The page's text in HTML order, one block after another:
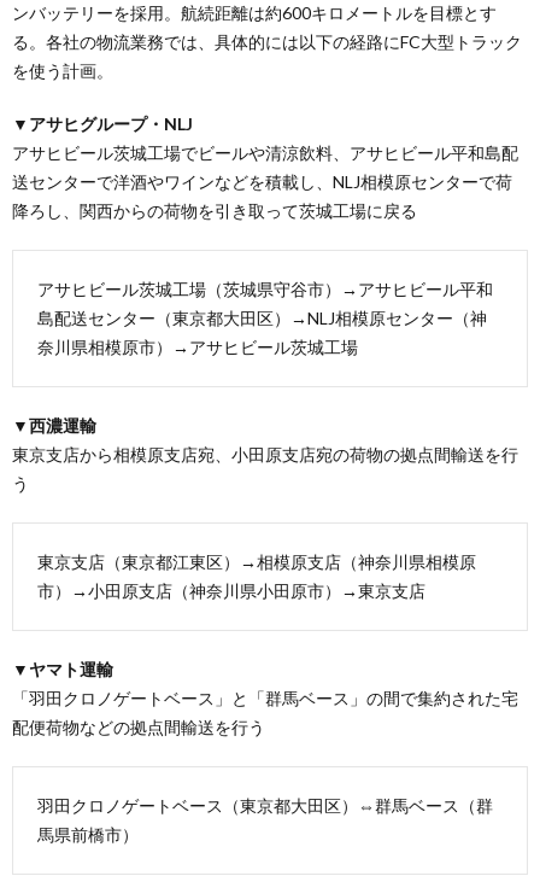
ンバッテリーを採用。航続距離は約600キロメートルを目標とす
る。各社の物流業務では、具体的には以下の経路にFC大型トラック
を使う計画。
▼アサヒグループ・NLJ
アサヒビール茨城工場でビールや清涼飲料、アサヒビール平和島配
送センターで洋酒やワインなどを積載し、NLJ相模原センターで荷
降ろし、関西からの荷物を引き取って茨城工場に戻る
アサヒビール茨城工場（茨城県守谷市）→アサヒビール平和
島配送センター（東京都大田区）→NLJ相模原センター（神
奈川県相模原市）→アサヒビール茨城工場
▼西濃運輸
東京支店から相模原支店宛、小田原支店宛の荷物の拠点間輸送を行
う
東京支店（東京都江東区）→相模原支店（神奈川県相模原
市）→小田原支店（神奈川県小田原市）→東京支店
▼ヤマト運輸
「羽田クロノゲートベース」と「群馬ベース」の間で集約された宅
配便荷物などの拠点間輸送を行う
羽田クロノゲートベース（東京都大田区）⇔群馬ベース（群
馬県前橋市）